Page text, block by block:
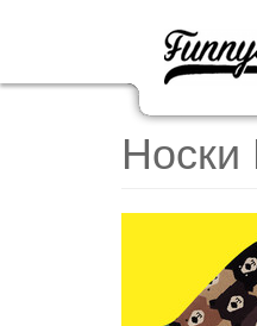
Носки